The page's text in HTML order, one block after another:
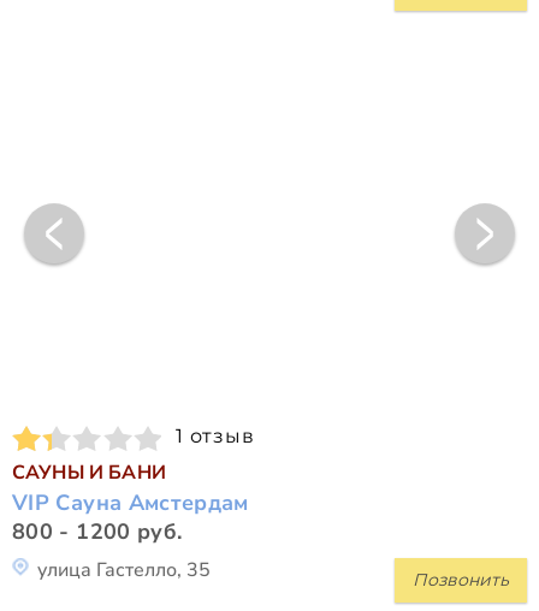
1 отзыв
САУНЫ И БАНИ
VIP Сауна Амстердам
800 - 1200 руб.
Позвонить
улица Гастелло, 35